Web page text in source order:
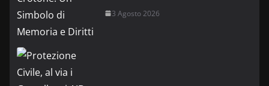
3 Agosto 2026